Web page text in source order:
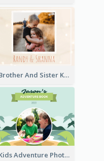
Brother And Sister Kids Photo Book
Kids Adventure Photo Book